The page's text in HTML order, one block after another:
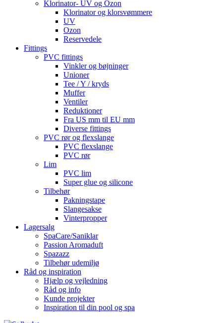
Klorinator- UV og Ozon
Klorinator og klorsvømmere
UV
Ozon
Reservedele
Fittings
PVC fittings
Vinkler og bøjninger
Unioner
Tee / Y / kryds
Muffer
Ventiler
Reduktioner
Fra US mm til EU mm
Diverse fittings
PVC rør og flexslange
PVC flexslange
PVC rør
Lim
PVC lim
Super glue og silicone
Tilbehør
Pakningstape
Slangesakse
Vinterpropper
Lagersalg
SpaCare/Saniklar
Passion Aromaduft
Spazazz
Tilbehør udemiljø
Råd og inspiration
Hjælp og vejledning
Råd og info
Kunde projekter
Inspiration til din pool og spa